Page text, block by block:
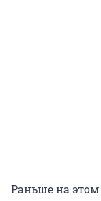
Раньше на этом